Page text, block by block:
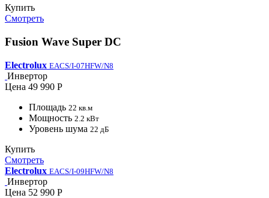
Купить
Смотреть
Fusion Wave Super DC
Electrolux EACS/I-07HFW/N8
Инвертор
Цена 49 990 Р
Площадь 22 кв.м
Мощность 2.2 кВт
Уровень шума 22 дБ
Купить
Смотреть
Electrolux EACS/I-09HFW/N8
Инвертор
Цена 52 990 Р